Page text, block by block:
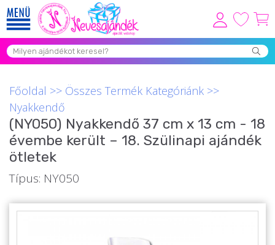
Viszonteladóknak
Grill Party Kellékek ❤️
Egyedi Ajándékok Rendelés
Összes Ajándék Kategória ⭐
Vicces Pólók
Főoldal >> Összes Termék Kategóriánk >>
Nyakkendő
(NY050) Nyakkendő 37 cm x 13 cm - 18
évembe került – 18. Szülinapi ajándék
ötletek
Típus: NY050